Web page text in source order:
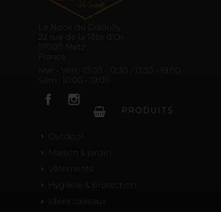
Le Nook du Graoully
22 rue de la Tête d'Or
57000 Metz
France
Mar - Ven : 10:00 - 12:30 / 13:30 - 19:00
Sam : 10:00 - 19:00
Facebook
PRODUITS
Outdoor
Maison & jardin
Vêtements
Hygiène & protection
Idées cadeaux